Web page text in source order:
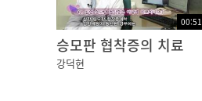
00:51
승모판 협착증의 치료
강덕현